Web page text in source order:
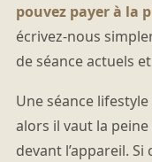
pouvez payer à la
écrivez-nous
de séance actuels
Une séance
alors il vaut la
devant l’appareil.